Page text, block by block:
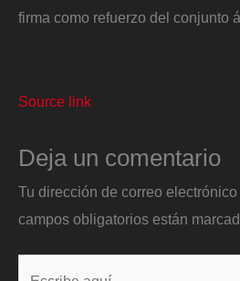
firma como refuerzo del conjunto
Source link
Deja un comentario
Tu dirección de correo
campos obligatorios están